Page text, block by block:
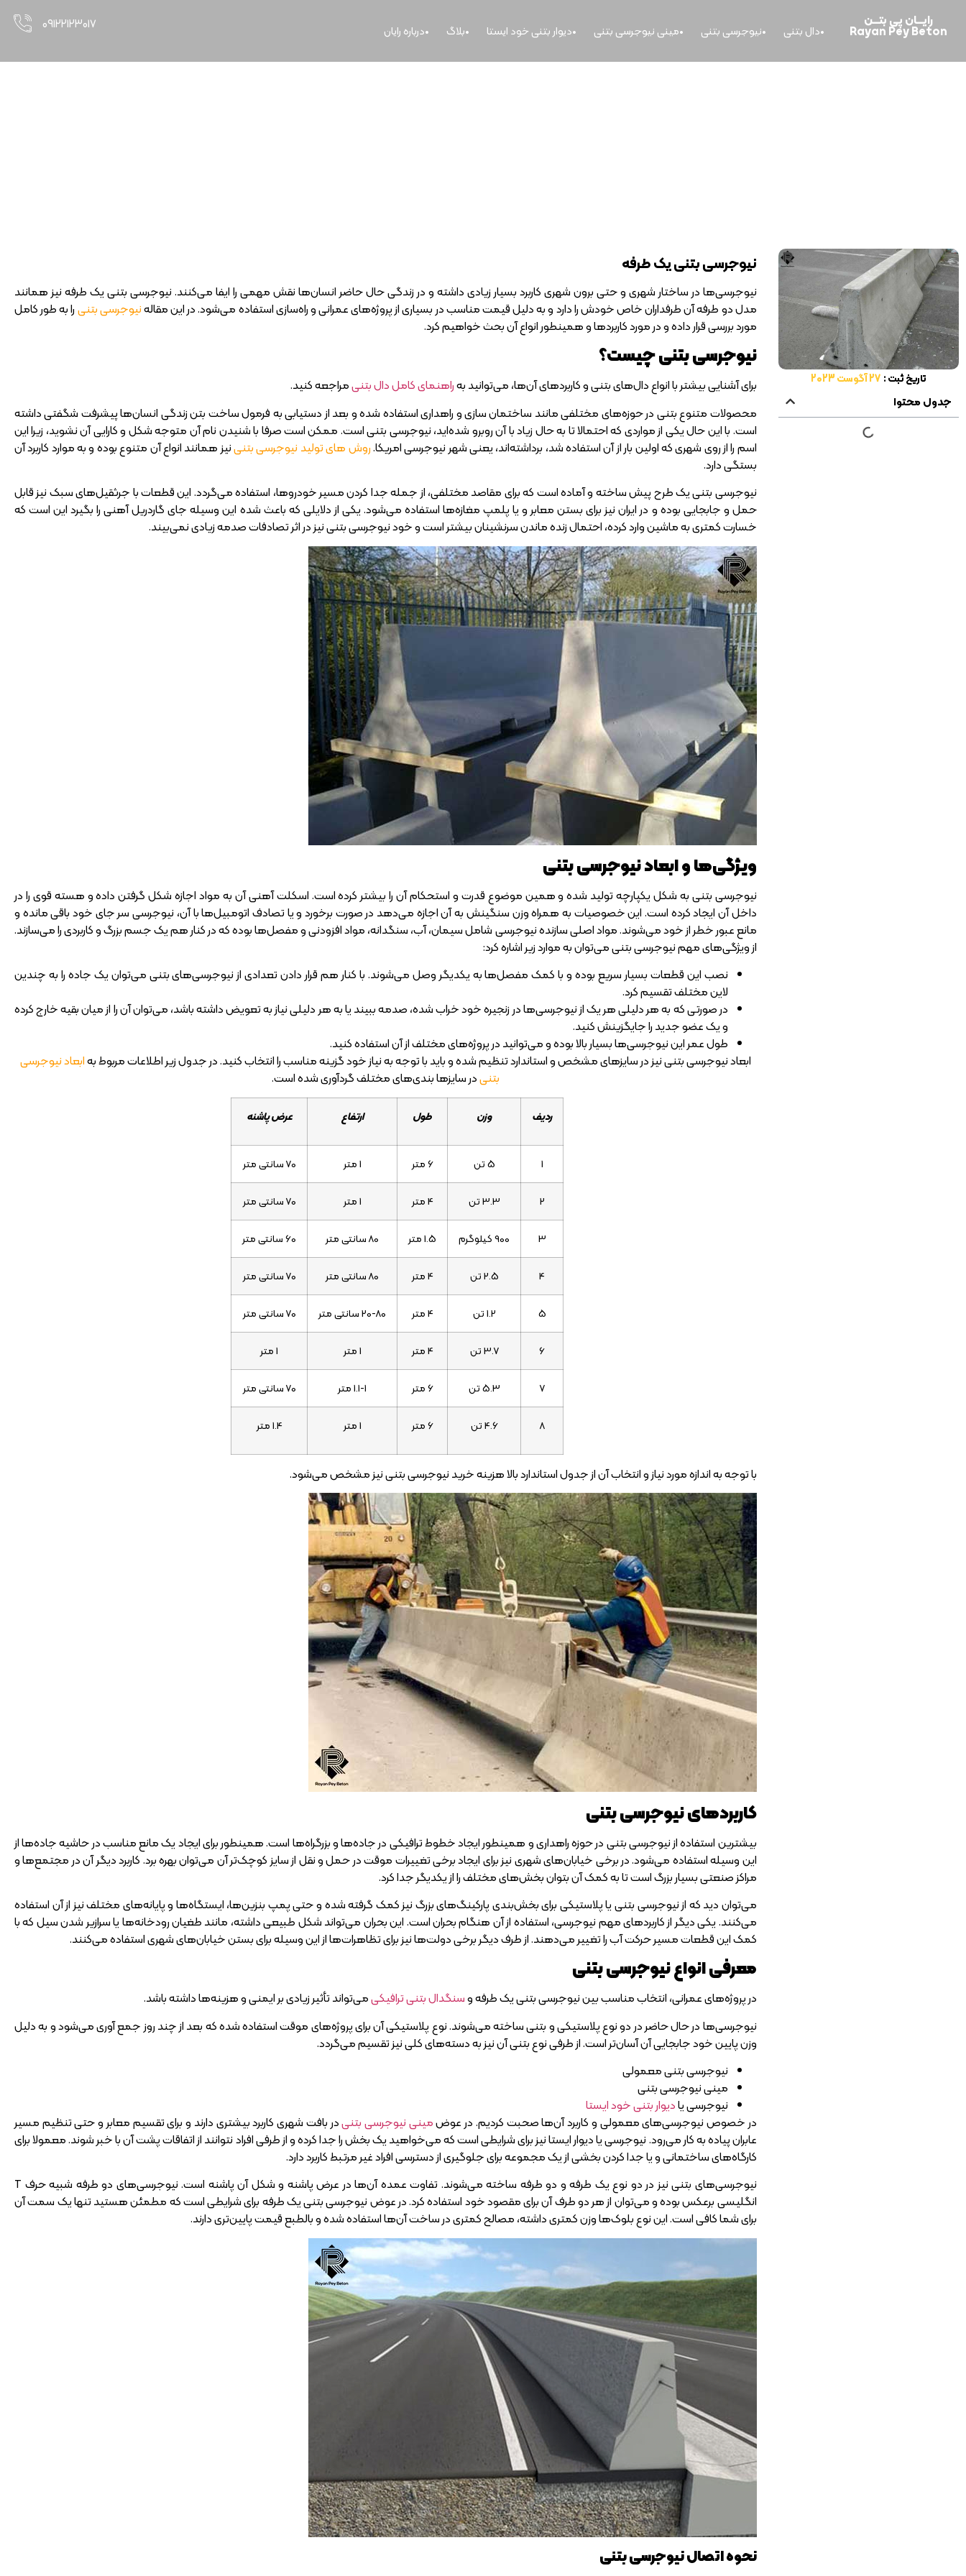
رایــــان پی بتــــن
Rayan Pey Beton دال بتنی نیوجرسی بتنی مینی نیوجرسی بتنی دیوار بتنی خود ایستا بلاگ درباره رایان ۰۹۱۲۲۱۲۳۰۱۷
تاریخ ثبت : 27 آگوست 2023
جدول محتوا
نیوجرسی بتنی یک طرفه
نیوجرسی‌ها در ساختار شهری و حتی برون شهری کاربرد بسیار زیادی داشته و در زندگی حال حاضر انسان‌ها نقش مهمی را ایفا می‌کنند.نیوجرسی بتنییک طرفه نیز همانند
مدل دو طرفه آن طرفداران خاص خودش را دارد و به دلیل قیمت مناسب در بسیاری از پروژه‌های عمرانی و راه‌سازی استفاده می‌شود. در این مقالهنیوجرسی بتنیرا به طور کامل
مورد بررسی قرار داده و در مورد کاربردها و همینطور انواع آن بحث خواهیم کرد.
نیوجرسی بتنی چیست؟
برای آشنایی بیشتر با انواع دال‌های بتنی و کاربردهای آن‌ها، می‌توانید بهراهنمای کامل دال بتنیمراجعه کنید.
محصولات متنوع بتنی در حوزه‌های مختلفی مانند ساختمان سازی و راهداری استفاده شده و بعد از دستیابی به فرمول ساخت بتن زندگی انسان‌ها پیشرفت شگفتی داشته
است. با این حال یکی از مواردی که احتمالا تا به حال زیاد با آن روبرو شده‌اید، نیوجرسی بتنی است. ممکن است صرفا با شنیدن نام آن متوجه شکل و کارایی آن نشوید، زیرا این
اسم را از روی شهری که اولین بار از آن استفاده شد، برداشته‌اند، یعنی شهر نیوجرسی امریکا.روش های تولید نیوجرسی بتنینیز همانند انواع آن متنوع بوده و به موارد کاربرد آن
بستگی دارد.
نیوجرسی بتنی یک طرح پیش ساخته و آماده است که برای مقاصد مختلفی، از جمله جدا کردن مسیر خودروها، استفاده می‌گردد. این قطعات با جرثقیل‌های سبک نیز قابل
حمل و جابجایی بوده و در ایران نیز برای بستن معابر و یا پلمپ مغازه‌ها استفاده می‌شود. یکی از دلایلی که باعث شده این وسیله جای گاردریل آهنی را بگیرد این است که
خسارت کمتری به ماشین وارد کرده، احتمال زنده ماندن سرنشینان بیشتر است و خود نیوجرسی بتنی نیز در اثر تصادفات صدمه زیادی نمی‌بیند.
ویژگی‌ها و ابعاد نیوجرسی بتنی
نیوجرسی بتنی به شکل یکپارچه تولید شده و همین موضوع قدرت و استحکام آن را بیشتر کرده است. اسکلت آهنی آن به مواد اجازه شکل گرفتن داده و هسته قوی را در
داخل آن ایجاد کرده است. این خصوصیات به همراه وزن سنگینش به آن اجازه می‌دهد در صورت برخورد و یا تصادف اتومبیل‌ها با آن، نیوجرسی سر جای خود باقی مانده و
مانع عبور خطر از خود می‌شوند. مواد اصلی سازنده نیوجرسی شامل سیمان،‌ آب، سنگدانه، مواد افزودنی و مفصل‌ها بوده که در کنار هم یک جسم بزرگ و کاربردی را می‌سازند.
از ویژگی‌های مهم نیوجرسی بتنی می‌توان به موارد زیر اشاره کرد:
نصب این قطعات بسیار سریع بوده و با کمک مفصل‌ها به یکدیگر وصل می‌شوند. با کنار هم قرار دادن تعدادی از نیوجرسی‌های بتنی می‌توان یک جاده را به چندین
لاین مختلف تقسیم کرد.
در صورتی که به هر دلیلی هر یک از نیوجرسی‌ها در زنجیره خود خراب شده، صدمه ببیند یا به هر دلیلی نیاز به تعویض داشته باشد، می‌توان آن را از میان بقیه خارج کرده
و یک عضو جدید را جایگزینش کنید.
طول عمر این نیوجرسی‌ها بسیار بالا بوده و می‌توانید در پروژه‌های مختلف از آن استفاده کنید.
ابعاد نیوجرسی بتنینیز در سایزهای مشخص و استاندارد تنظیم شده و باید با توجه به نیاز خود گزینه مناسب را انتخاب کنید. در جدول زیر اطلاعات مربوط بهابعاد نیوجرسی
بتنیدر سایزها بندی‌های مختلف گردآوری شده است.
ردیف وزن طول ارتفاع عرض پاشنه
1 5 تن 6 متر 1 متر 70 سانتی متر
2 3.3 تن 4 متر 1 متر 70 سانتی متر
3 900 کیلوگرم 1.5 متر 80 سانتی متر 60 سانتی متر
4 2.5 تن 4 متر 80 سانتی متر 70 سانتی متر
5 1.2 تن 4 متر 20-80 سانتی متر 70 سانتی متر
6 3.7 تن 4 متر 1 متر 1 متر
7 5.3 تن 6 متر 1.1-1 متر 70 سانتی متر
8 4.6 تن 6 متر 1 متر 1.4 متر
با توجه به اندازه مورد نیاز و انتخاب آن از جدول استاندارد بالا هزینه خرید نیوجرسی بتنی نیز مشخص می‌شود.
کاربردهای نیوجرسی بتنی
بیشترین استفاده از نیوجرسی بتنی در حوزه راهداری و همینطور ایجاد خطوط ترافیکی در جاده‌ها و بزرگراه‌ها است. همینطور برای ایجاد یک مانع مناسب در حاشیه جاده‌ها از
این وسیله استفاده می‌شود. در برخی خیابان‌های شهری نیز برای ایجاد برخی تغییرات موقت در حمل و نقل از سایز کوچک‌تر آن می‌توان بهره برد. کاربرد دیگر آن در مجتمع‌ها و
مراکز صنعتی بسیار بزرگ است تا به کمک آن بتوان بخش‌های مختلف را از یکدیگر جدا کرد.
می‌توان دید که از نیوجرسی بتنی یا پلاستیکی برای بخش‌بندی پارکینگ‌های بزرگ نیز کمک گرفته شده و حتی پمپ بنزین‌ها، ایستگاه‌ها و پایانه‌های مختلف نیز از آن استفاده
می‌کنند. یکی دیگر از کاربردهای مهم نیوجرسی، استفاده از آن هنگام بحران است. این بحران می‌تواند شکل طبیعی داشته، مانند طغیان رودخانه‌ها یا سرازیر شدن سیل که با
کمک این قطعات مسیر حرکت آب را تغییر می‌دهند. از طرف دیگر برخی دولت‌ها نیز برای تظاهرات‌ها از این وسیله برای بستن خیابان‌های شهری استفاده می‌کنند.
معرفی انواع نیوجرسی بتنی
در پروژه‌های عمرانی، انتخاب مناسب بین نیوجرسی بتنی یک طرفه وسنگدال بتنی ترافیکیمی‌تواند تأثیر زیادی بر ایمنی و هزینه‌ها داشته باشد.
نیوجرسی‌ها در حال حاضر در دو نوع پلاستیکی و بتنی ساخته می‌شوند. نوع پلاستیکی آن برای پروژه‌های موقت استفاده شده که بعد از چند روز جمع آوری می‌شود و به دلیل
وزن پایین خود جابجایی آن آسان‌تر است. از طرفی نوع بتنی آن نیز به دسته‌های کلی نیز تقسیم می‌گردد.
نیوجرسی بتنی معمولی
مینی نیوجرسی بتنی
نیوجرسی یادیوار بتنی خود ایستا
در خصوص نیوجرسی‌های معمولی و کاربرد آن‌ها صحبت کردیم. در عوضمینی نیوجرسی بتنیدر بافت شهری کاربرد بیشتری دارند و برای تقسیم معابر و حتی تنظیم مسیر
عابران پیاده به کار می‌رود. نیوجرسی یا دیوار ایستا نیز برای شرایطی است که می‌خواهید یک بخش را جدا کرده و از طرفی افراد نتوانند از اتفاقات پشت آن با خبر شوند. معمولا برای
کارگاه‌های ساختمانی و یا جدا کردن بخشی از یک مجموعه برای جلوگیری از دسترسی افراد غیر مرتبط کاربرد دارد.
نیوجرسی‌های بتنی نیز در دو نوع یک طرفه و دو طرفه ساخته می‌شوند. تفاوت عمده آن‌ها در عرض پاشنه و شکل آن پاشنه است. نیوجرسی‌های دو طرفه شبیه حرف T
انگلیسی برعکس بوده و می‌توان از هر دو طرف آن برای مقصود خود استفاده کرد. در عوض نیوجرسی بتنی یک طرفه برای شرایطی است که مطمئن هستید تنها یک سمت آن
برای شما کافی است. این نوع بلوک‌ها وزن کمتری داشته، مصالح کمتری در ساخت آن‌ها استفاده شده و بالطبع قیمت پایین‌تری دارند.
نحوه اتصال نیوجرسی بتنی